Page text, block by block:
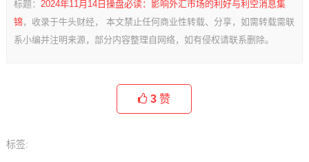
标题： 2024年11月14日操盘必读：影响外汇市场的利好与利空消息集
锦 ，收录于牛头财经， 本文禁止任何商业性转载、分享，如需转载需联
系小编并注明来源，部分内容整理自网络，如有侵权请联系删除。
3 赞
标签: